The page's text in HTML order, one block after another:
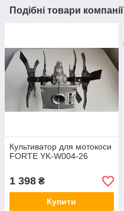
Подібні товари компанії
Культиватор для мотокоси
FORTE YK-W004-26
1 398 ₴
Купити